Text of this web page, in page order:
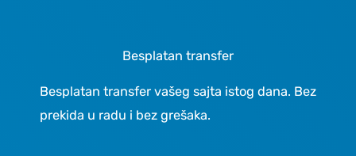
Besplatan transfer
Besplatan transfer vašeg sajta istog dana. Bez
prekida u radu i bez grešaka.